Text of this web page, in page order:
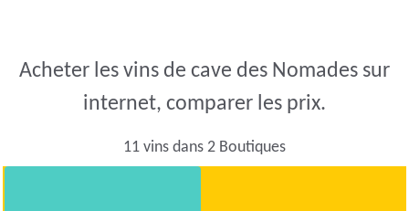
Acheter les vins de cave des Nomades sur
internet, comparer les prix.
11 vins dans 2 Boutiques